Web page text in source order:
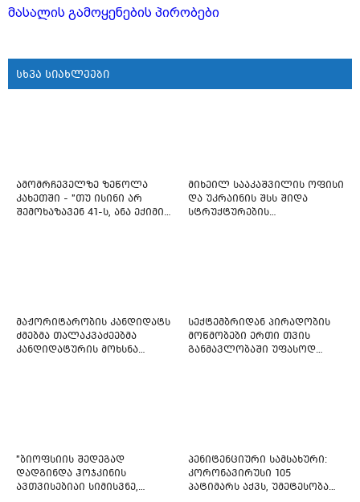
მასალის გამოყენების პირობები
სხვა სიახლეები
ამომრჩეველზე ზეწოლა
კახეთში - "თუ ისინი არ
შემოხაზავენ 41-ს, ანა ექიმის
მიხეილ სააკაშვილის ოფისი
და უკრაინის შსს შიდა
სტრუქტურების
მაჟორიტარობის კანდიდატს
ძმებმა თალაკვაძეებმა
კანდიდატურის მოხსნა
სექტემბრიდან პირადობის
მოწმობები ერთი თვის
განმავლობაში უფასოდ
"ბიოფსიის შედეგად
დადგინდა ჰოჯკინის
ავთვისებიაი სიმისვნე,
პენიტენციური სამსახური:
კორონავირუსი 105
პატიმარს აქვს, უმეტესობა